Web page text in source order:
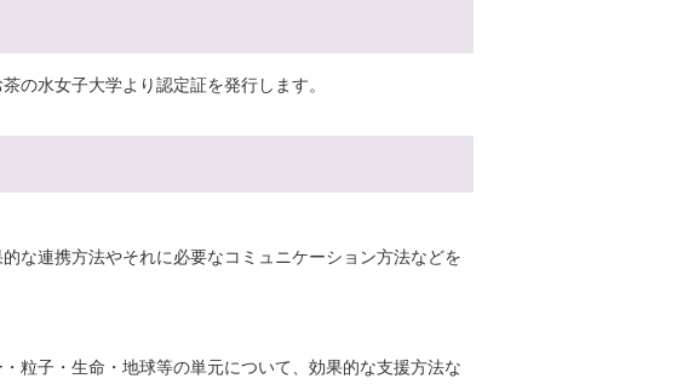
の水女子大学より認定証を発行します。
な連携方法やそれに必要なコミュニケーション方法などを
粒子・生命・地球等の単元について、効果的な支援方法な